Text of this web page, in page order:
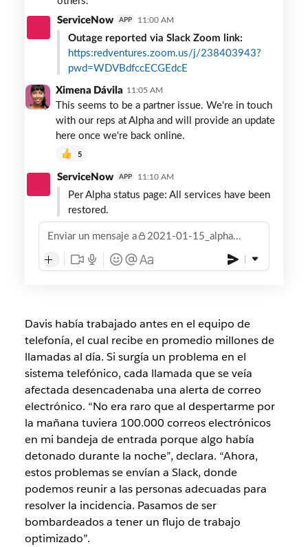
ServiceNow
APP 11:00 AM
Outage reported via Slack Zoom link:
https:redventures.zoom.us/j/238403943?
pwd=WDVBdfccECGEdcE
Ximena Dávila 11:05 AM
This seems to be a partner issue. We're in touch
with our reps at Alpha and will provide an update
here once we're back online.
5
ServiceNow APP 11:10 AM
Per Alpha status page: All services have been
restored.
Enviar un mensaje a 2021-01-15_alpha...
Davis había trabajado antes en el equipo de
telefonía, el cual recibe en promedio millones de
llamadas al día. Si surgía un problema en el
sistema telefónico, cada llamada que se veía
afectada desencadenaba una alerta de correo
electrónico. “No era raro que al despertarme por
la mañana tuviera 100.000 correos electrónicos
en mi bandeja de entrada porque algo había
detonado durante la noche”, declara. “Ahora,
estos problemas se envían a Slack, donde
podemos reunir a las personas adecuadas para
resolver la incidencia. Pasamos de ser
bombardeados a tener un flujo de trabajo
optimizado”.